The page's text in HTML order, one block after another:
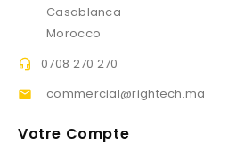
Casablanca
Morocco
 0708 270 270
 commercial@rightech.ma
Votre Compte